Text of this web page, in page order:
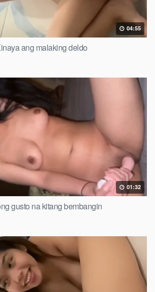
04:55
ang malaking deldo
01:32
gusto na kitang bembangin